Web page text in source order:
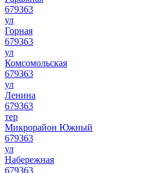
679363
ул
Горная
679363
ул
Комсомольская
679363
ул
Ленина
679363
тер
Микрорайон Южный
679363
ул
Набережная
679363